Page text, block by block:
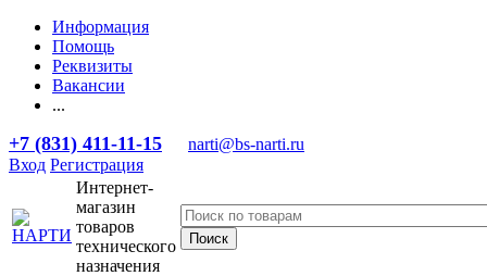
Информация
Помощь
Реквизиты
Вакансии
...
+7 (831) 411-11-15
narti@bs-narti.ru
Вход Регистрация
Интернет-
магазин
товаров
технического
назначения